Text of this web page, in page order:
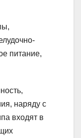
питание,
наряду с
входят в